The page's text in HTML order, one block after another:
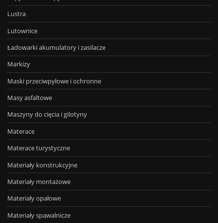
Lustra
Lutownice
Ładowarki akumulatory i zasilacze
Markizy
Maski przeciwpyłowe i ochronne
Masy asfaltowe
Maszyny do cięcia i gilotyny
Materace
Materace turystyczne
Materiały konstrukcyjne
Materiały montażowe
Materiały opałowe
Materiały spawalnicze